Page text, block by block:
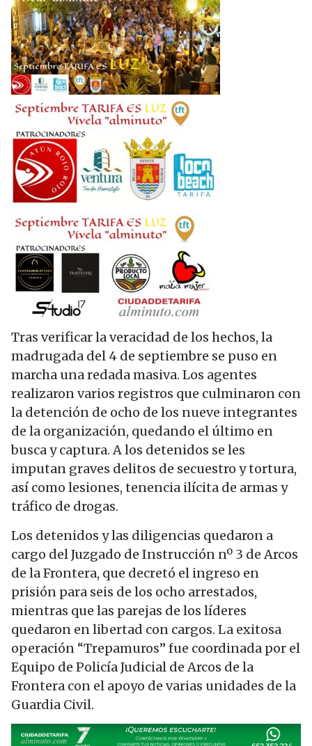
Tras verificar la veracidad de los hechos, la
madrugada del 4 de septiembre se puso en
marcha una redada masiva. Los agentes
realizaron varios registros que culminaron con
la detención de ocho de los nueve integrantes
de la organización, quedando el último en
busca y captura. A los detenidos se les
imputan graves delitos de secuestro y tortura,
así como lesiones, tenencia ilícita de armas y
tráfico de drogas.
Los detenidos y las diligencias quedaron a
cargo del Juzgado de Instrucción nº 3 de Arcos
de la Frontera, que decretó el ingreso en
prisión para seis de los ocho arrestados,
mientras que las parejas de los líderes
quedaron en libertad con cargos. La exitosa
operación “Trepamuros” fue coordinada por el
Equipo de Policía Judicial de Arcos de la
Frontera con el apoyo de varias unidades de la
Guardia Civil.